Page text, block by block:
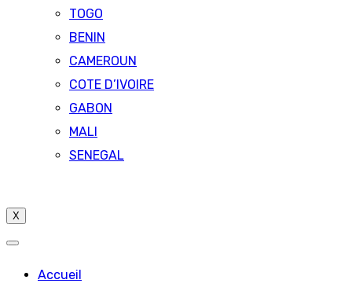
TOGO
BENIN
CAMEROUN
COTE D’IVOIRE
GABON
MALI
SENEGAL
X
Accueil